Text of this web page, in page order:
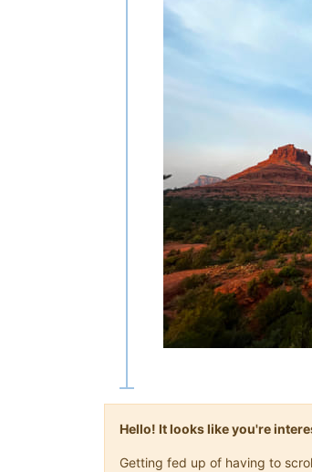
Hello! It looks like you're
Getting fed up of having to